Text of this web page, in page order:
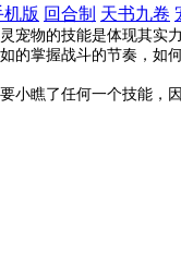
版 回合制 天书九卷
物的技能是体现其实力
的掌握战斗的节奏，如
瞧了任何一个技能，因